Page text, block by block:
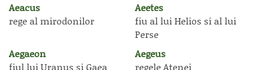
Aeacus
rege al mirodonilor
Aeetes
fiu al lui Helios si al lui
Perse
Aegaeon
fiul lui Uranus si Gaea
Aegeus
regele Atenei